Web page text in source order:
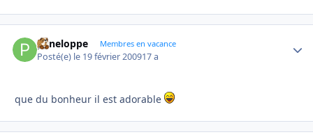
peneloppe Membres en vacance
Posté(e) le 19 février 200917 a
que du bonheur il est adorable